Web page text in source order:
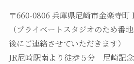
〒660-0806 兵庫県尼崎市金楽寺町
（プライベートスタジオのため番
後にご連絡させていただきます）
JR尼崎駅南より徒歩５分 尼崎記